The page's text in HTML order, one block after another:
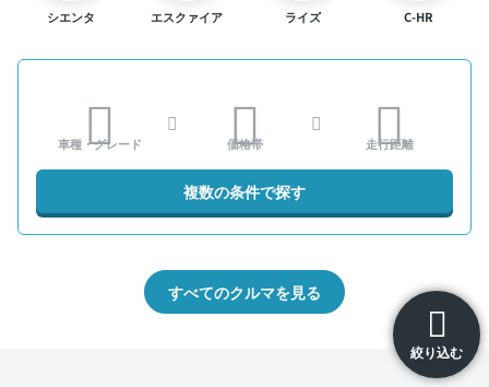
絞り込む
シエンタ エスクァイア ライズ C-HR
車種・グレード 価格帯 走行距離
複数の条件で探す
すべてのクルマを見る